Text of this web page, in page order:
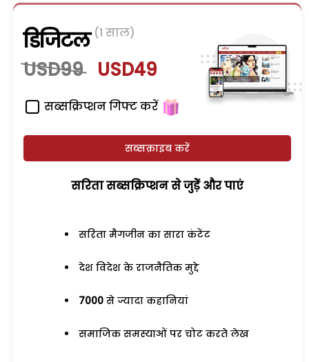
डिजिटल (1 साल)
USD99 USD49
सब्सक्रिप्शन गिफ्ट करें
सब्सक्राइब करें
सरिता सब्सक्रिप्शन से जुड़ेें और पाएं
सरिता मैगजीन का सारा कंटेंट
देश विदेश के राजनैतिक मुद्दे
7000 से ज्यादा कहानियां
समाजिक समस्याओं पर चोट करते लेख